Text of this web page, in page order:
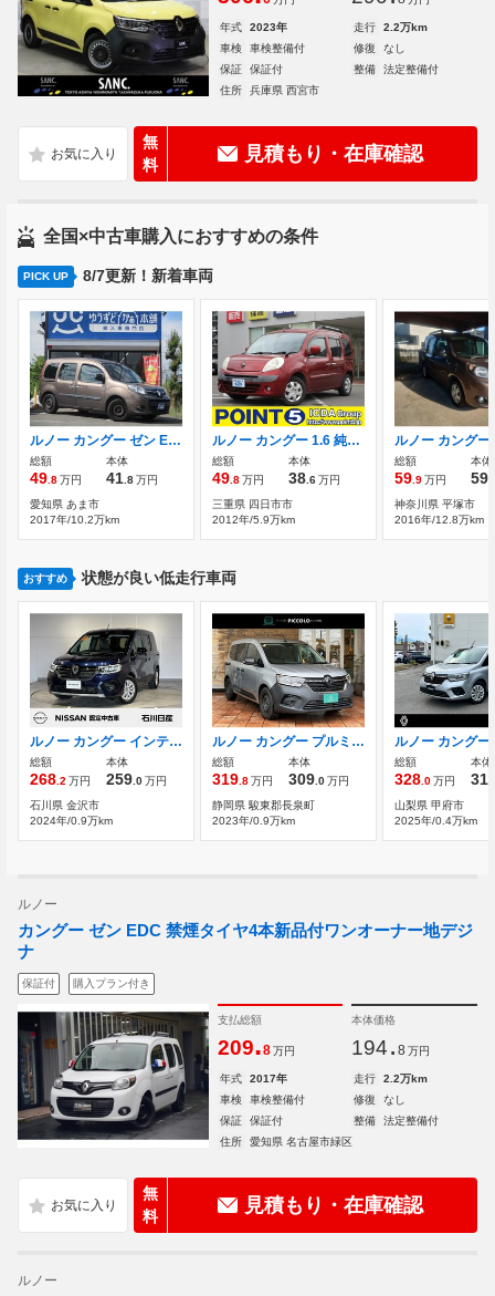
年式 2023年 走行
2.2万km
車検
車検整備付 修復
なし
保証
保証付 整備
法定整備付
住所
兵庫県 西宮市
無
料
見積もり・在庫確認
全国×中古車購入におすすめの条件
PICK UP 8/7更新！新着車両
ルノー カングー ゼン EDC ターボ タイミングチェーン バックカメラ
総額
49 .8万円
本体
41 .8万円
愛知県 あま市
2017年/10.2万km
ルノー カングー 1.6 純正CDデッキ キーレスエントリー
総額
49 .8万円
本体
38 .6万円
三重県 四日市市
2012年/5.9万km
総額
59 .9万円
本体
59
神奈川県 平塚市
2016年/12.8万km
おすすめ 状態が良い低走行車両
ルノー カングー インテンス 7EDC 当社社用車 マルチファンクションDP
総額
268.2万円
本体
259.0万円
石川県 金沢市
2024年/0.9万km
ルノー カングー プルミエール エディション 7EDC ワンオーナー AppleCarPlay バックカメラ
総額
319.8万円
本体
309.0万円
静岡県 駿東郡長泉町
2023年/0.9万km
総額
328.0万円
本体
311
山梨県 甲府市
2025年/0.4万km
ルノー
カングー ゼン EDC 禁煙タイヤ4本新品付ワンオーナー地デジ
ナ
保証付 購入プラン付き
支払総額
209.8 万円
本体価格
194. 8 万円
年式 2017年 走行
2.2万km
車検
車検整備付 修復
なし
保証
保証付 整備
法定整備付
住所
愛知県 名古屋市緑区
無
料
見積もり・在庫確認
ルノー